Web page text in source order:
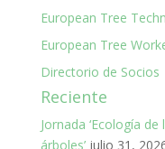
European Tree
European Tree
Directorio de Socios
Reciente
Jornada ‘Ecología
árboles’ julio 31,